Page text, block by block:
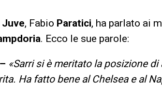
Juve, Fabio Paratici, ha parlato ai
. Ecco le sue parole:
«Sarri si è meritato la posizione
Ha fatto bene al Chelsea e al